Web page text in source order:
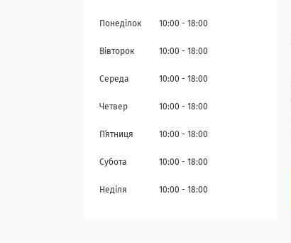
Понеділок 10:00 18:00
Вівторок 10:00 18:00
Середа 10:00 18:00
Четвер 10:00 18:00
Пʼятниця 10:00 18:00
Субота 10:00 18:00
Неділя 10:00 18:00